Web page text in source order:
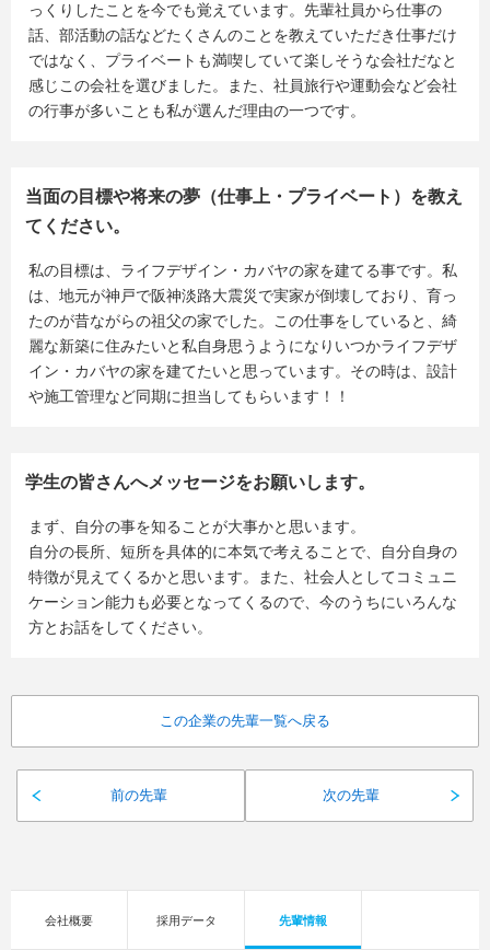
っくりしたことを今でも覚えています。先輩社員から仕事の
話、部活動の話などたくさんのことを教えていただき仕事だけ
ではなく、プライベートも満喫していて楽しそうな会社だなと
感じこの会社を選びました。また、社員旅行や運動会など会社
の行事が多いことも私が選んだ理由の一つです。
当面の目標や将来の夢（仕事上・プライベート）を教え
てください。
私の目標は、ライフデザイン・カバヤの家を建てる事です。私
は、地元が神戸で阪神淡路大震災で実家が倒壊しており、育っ
たのが昔ながらの祖父の家でした。この仕事をしていると、綺
麗な新築に住みたいと私自身思うようになりいつかライフデザ
イン・カバヤの家を建てたいと思っています。その時は、設計
や施工管理など同期に担当してもらいます！！
学生の皆さんへメッセージをお願いします。
まず、自分の事を知ることが大事かと思います。
自分の長所、短所を具体的に本気で考えることで、自分自身の
特徴が見えてくるかと思います。また、社会人としてコミュニ
ケーション能力も必要となってくるので、今のうちにいろんな
方とお話をしてください。
前の先輩
この企業の先輩一覧へ戻る
次の先輩
会社概要 採用データ 先輩情報